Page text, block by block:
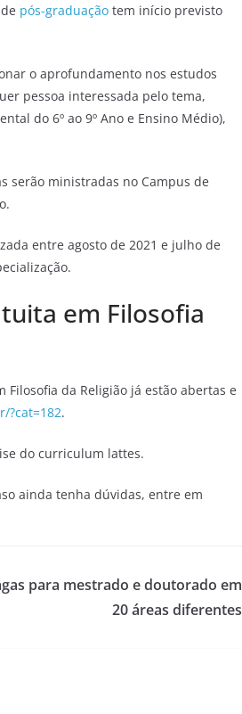
pós-graduação tem início previsto
o aprofundamento nos estudos
pessoa interessada pelo tema,
do 6º ao 9º Ano e Ensino Médio),
serão ministradas no Campus de
entre agosto de 2021 e julho de
em Filosofia
da Religião já estão abertas e
?cat=182.
do curriculum lattes.
ainda tenha dúvidas, entre em
para mestrado e doutorado em
20 áreas diferentes